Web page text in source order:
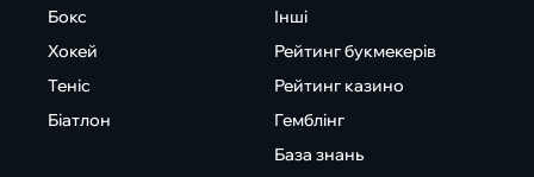
Бокс
Хокей
Теніс
Біатлон
Інші
Рейтинг букмекерів
Рейтинг казино
Гемблінг
База знань